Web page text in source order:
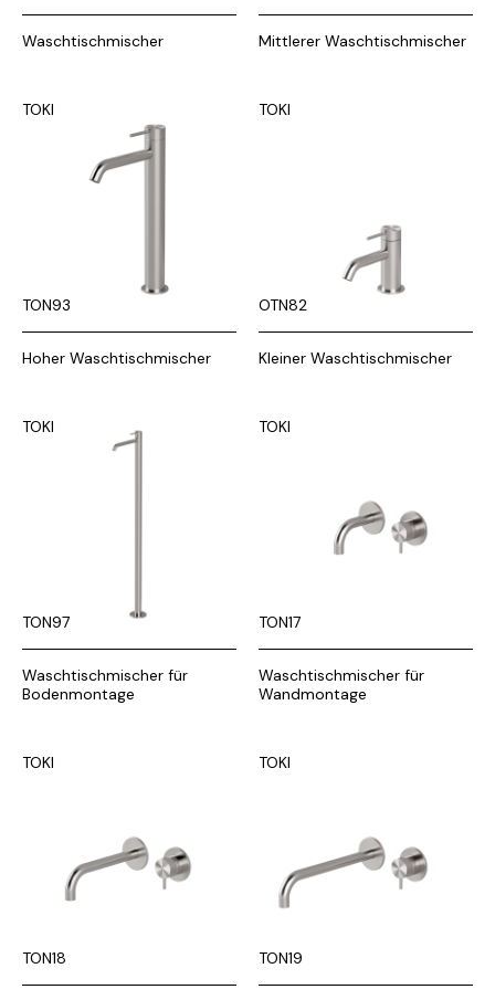
Waschtischmischer Mittlerer Waschtischmischer
TOKI
TON93
Hoher Waschtischmischer
TOKI
OTN82
Kleiner Waschtischmischer
TOKI
TON97
Waschtischmischer für
Bodenmontage
TOKI
TON17
Waschtischmischer für
Wandmontage
TOKI
TON18
TOKI
TON19